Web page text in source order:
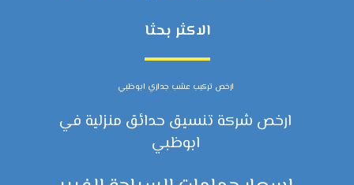
الاكثر بحثا
ارخص تركيب عشب جداري ابوظبي
ارخص شركة تنسيق حدائق منزلية في
ابوظبي